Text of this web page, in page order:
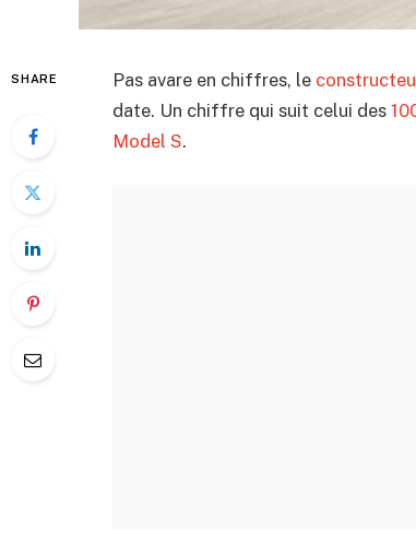
SHARE Pas avare en chiffres, le
date. Un chiffre qui suit celui des
Model S.